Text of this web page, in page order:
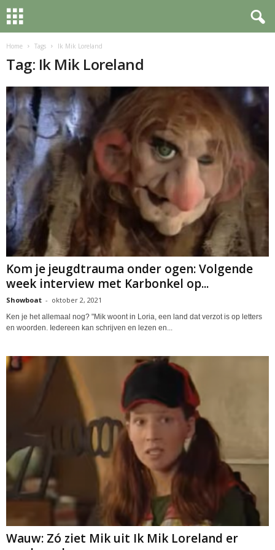
Home Tags Ik Mik Loreland
Tag: Ik Mik Loreland
Kom je jeugdtrauma onder ogen: Volgende
week interview met Karbonkel op...
Showboat - oktober 2, 2021
Ken je het allemaal nog? "Mik woont in Loria, een land dat verzot is op letters
en woorden. Iedereen kan schrijven en lezen en...
Wauw: Zó ziet Mik uit Ik Mik Loreland er